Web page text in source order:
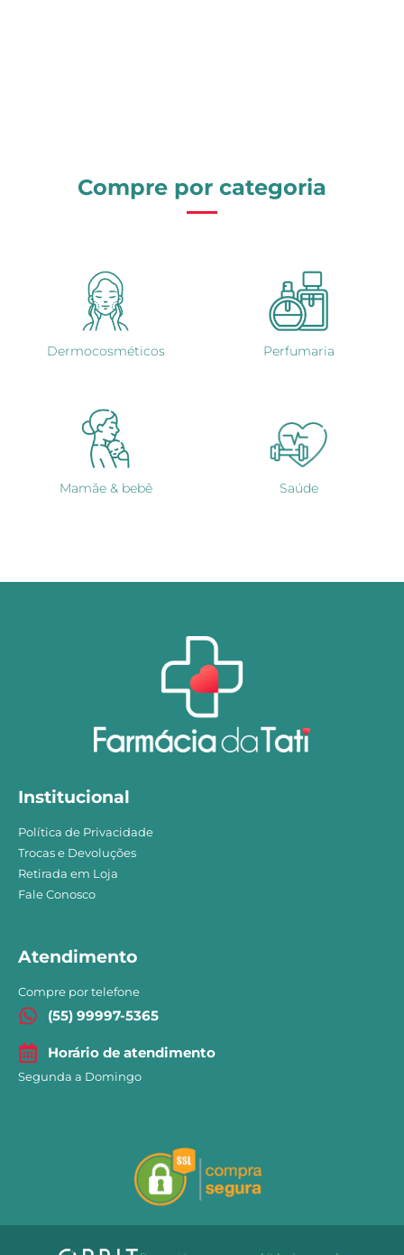
Compre por categoria
Dermocosméticos Perfumaria
Mamãe & bebê Saúde
Institucional
Política de Privacidade
Trocas e Devoluções
Retirada em Loja
Fale Conosco
Atendimento
Compre por telefone
(55) 99997-5365
Horário de atendimento
Segunda a Domingo